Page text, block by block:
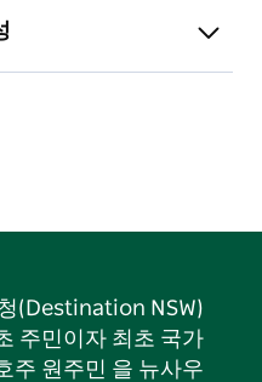
(Destination NSW)
주민이자 최초 국가
주 원주민 을 뉴사우